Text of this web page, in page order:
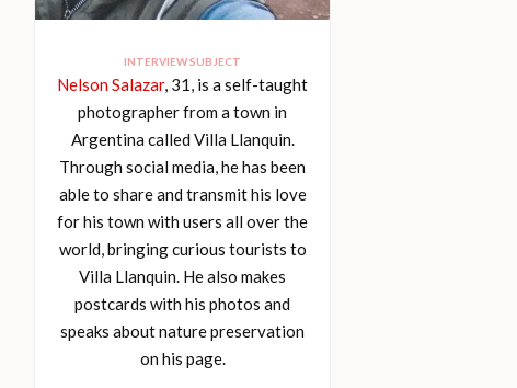
INTERVIEW SUBJECT
Nelson Salazar, 31, is a self-taught
photographer from a town in
Argentina called Villa Llanquin.
Through social media, he has been
able to share and transmit his love
for his town with users all over the
world, bringing curious tourists to
Villa Llanquin. He also makes
postcards with his photos and
speaks about nature preservation
on his page.